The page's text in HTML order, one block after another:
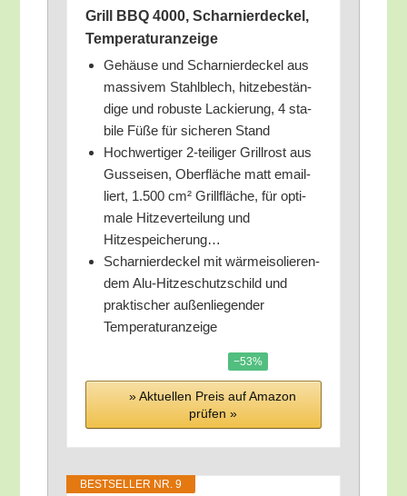
Grill BBQ 4000, Schar­nier­de­ckel,
Temperaturanzeige
Gehäu­se und Schar­nier­de­ckel aus
mas­si­vem Stahl­blech, hit­ze­be­stän­
di­ge und robus­te Lackie­rung, 4 sta­
bi­le Füße für siche­ren Stand
Hoch­wer­ti­ger 2‑teiliger Grill­rost aus
Guss­ei­sen, Ober­flä­che matt email­
liert, 1.500 cm² Grill­flä­che, für opti­
ma­le Hit­ze­ver­tei­lung und
Hitzespeicherung…
Schar­nier­de­ckel mit wär­me­iso­lie­ren­
dem Alu-Hit­ze­schutz­schild und
prak­ti­scher außen­lie­gen­der
Temperaturanzeige
−53%
» Aktu­el­len Preis auf Ama­zon
prü­fen »
BEST­SEL­LER NR. 9